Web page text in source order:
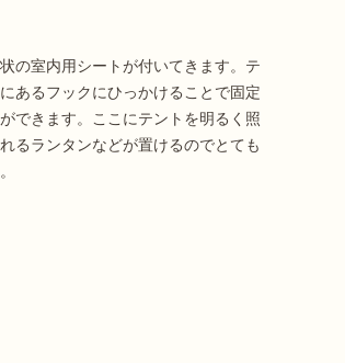
の室内用シートが付いてきます。テ
あるフックにひっかけることで固定
できます。ここにテントを明るく照
るランタンなどが置けるのでとても